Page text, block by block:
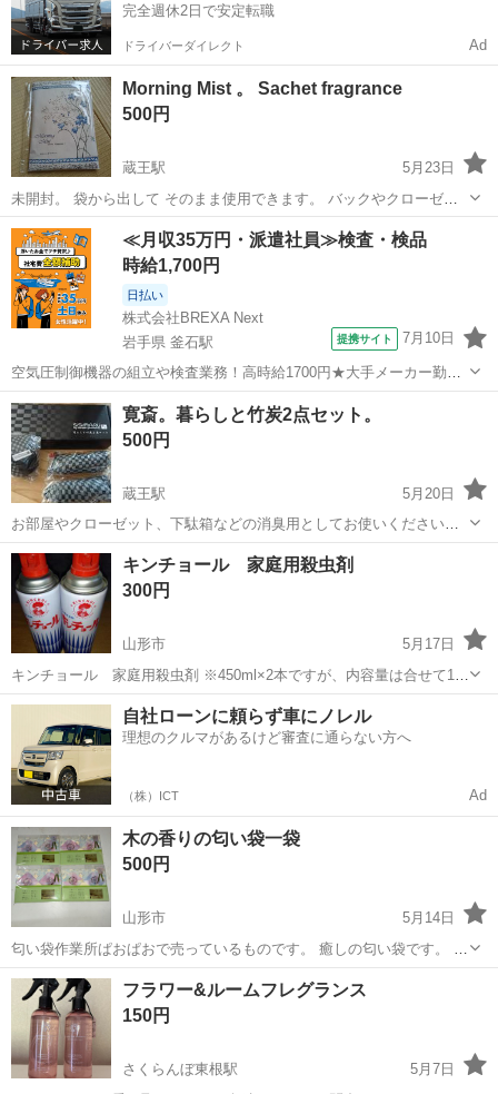
完全週休2日で安定転職
ドライバーダイレクト Ad
Morning Mist 。 Sachet fragrance
500円
蔵王駅
5月23日
未開封。 袋から出して そのまま使用できます。 バックやクローゼッ
ト、玄関、トイレ等に置いたり 壁に張り付けておくだけで 香りが広が
ります。
山形 山形市 蔵王駅 芳香剤、消臭剤 芳香剤
≪月収35万円・派遣社員≫検査・検品
時給1,700円
日払い
株式会社BREXA Next
岩手県 釜石駅
提携サイト 7月10日
空気圧制御機器の組立や検査業務！高時給1700円★大手メーカー勤
務！嬉しい寮費無料！ワンルーム寮完備★マイカー通勤OK＆工場敷地
内に無料駐車場あり★！《岩手県釜石市》 人気の工場のお仕事 ◇空気
圧制御機器（シリンダ、バルブ...
岩手 釜石市 釜石駅 その他
寛斎。暮らしと竹炭2点セット。
500円
蔵王駅
5月20日
お部屋やクローゼット、下駄箱などの消臭用としてお使いください。
新品未使用品、未開封ですが自宅保管の為ご理解のある方宜しくお願
い致します。
山形 山形市 芳香剤、消臭剤 下駄箱
キンチョール 家庭用殺虫剤
300円
山形市
5月17日
キンチョール 家庭用殺虫剤 ※450ml×2本ですが、内容量は合せて1本
分程です。
山形 山形市 芳香剤、消臭剤 殺虫剤
自社ローンに頼らず車にノレル
理想のクルマがあるけど審査に通らない方へ
（株）ICT Ad
木の香りの匂い袋一袋
500円
山形市
5月14日
匂い袋作業所ぱおぱおで売っているものです。 癒しの匂い袋です。 購
入された方には、古物店yoサイクルの品進呈。 ハンガーラックの服ど
れでも無料です。 仕事が、不定期休みなので、連絡ください！水曜
は、割といます。
山形 山形市 ラック
フラワー&ルームフレグランス
150円
さくらんぼ東根駅
5月7日